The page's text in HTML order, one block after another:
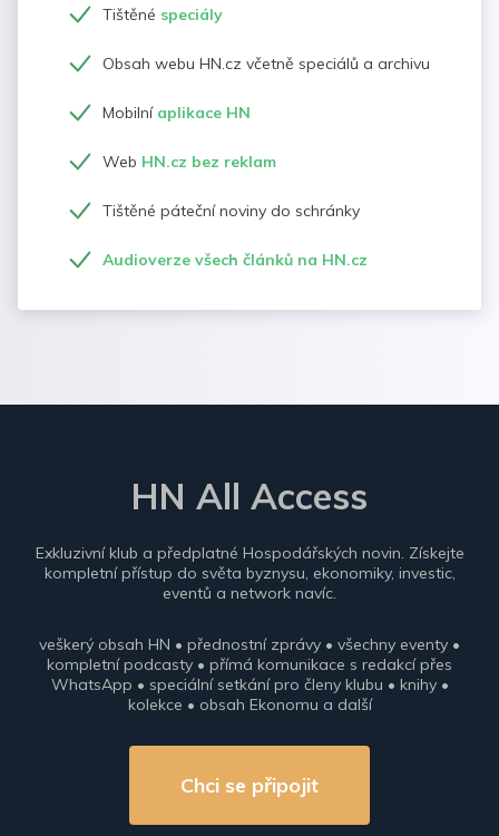
Tištěné speciály
Obsah webu HN.cz včetně speciálů a archivu
Mobilní aplikace HN
Web HN.cz bez reklam
Tištěné páteční noviny do schránky
Audioverze všech článků na HN.cz
HN All Access
Exkluzivní klub a předplatné Hospodářských novin. Získejte
kompletní přístup do světa byznysu, ekonomiky, investic,
eventů a network navíc.
veškerý obsah HN • přednostní zprávy • všechny eventy •
kompletní podcasty • přímá komunikace s redakcí přes
WhatsApp • speciální setkání pro členy klubu • knihy •
kolekce • obsah Ekonomu a další
Chci se připojit